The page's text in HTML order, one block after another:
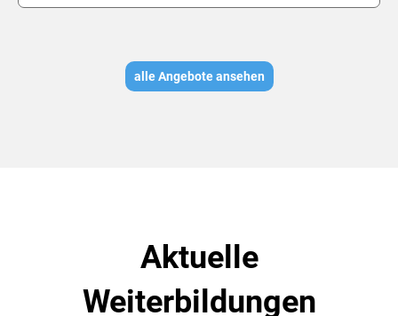
alle Angebote ansehen
Aktuelle
Weiterbildungen